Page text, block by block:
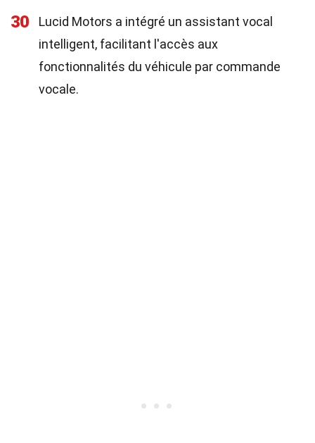
30
Lucid Motors a intégré un assistant vocal
intelligent, facilitant l'accès aux
fonctionnalités du véhicule par commande
vocale.